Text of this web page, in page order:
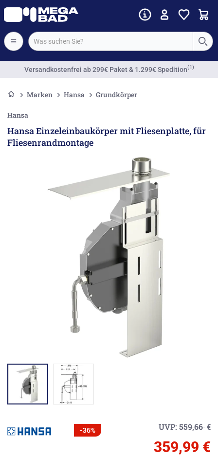
Versandkostenfrei ab 299€ Paket & 1.299€ Spedition(1)
Marken Hansa Grundkörper
Hansa
Hansa Einzeleinbaukörper mit Fliesenplatte, für
Fliesenrandmontage
-36% UVP: 559,66€
359,99 €